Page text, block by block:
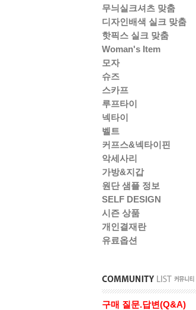
무늬실크셔츠 맞춤
디자인배색 실크 맞춤
핫픽스 실크 맞춤
Woman's Item
모자
슈즈
스카프
루프타이
넥타이
벨트
커프스&넥타이핀
악세사리
가방&지갑
원단 샘플 정보
SELF DESIGN
시즌 상품
개인결재란
유료옵션
구매 질문.답변(Q&A)